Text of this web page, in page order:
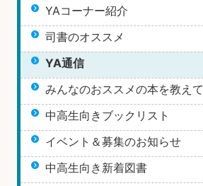
YAコーナー紹介
司書のオススメ
YA通信
みんなのおススメの本を教えて
中高生向きブックリスト
イベント＆募集のお知らせ
中高生向き新着図書